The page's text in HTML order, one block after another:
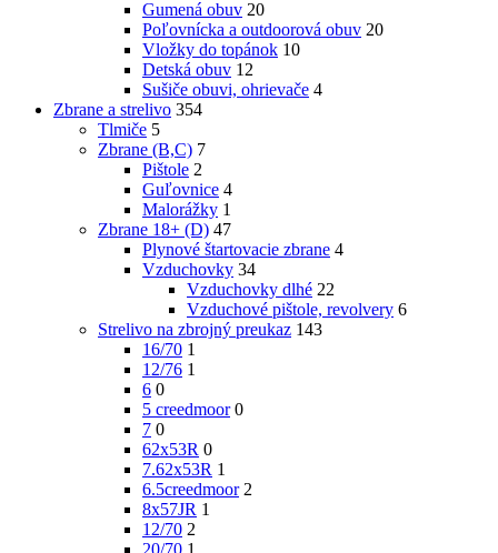
Gumená obuv 20
Poľovnícka a outdoorová obuv 20
Vložky do topánok 10
Detská obuv 12
Sušiče obuvi, ohrievače 4
Zbrane a strelivo 354
Tlmiče 5
Zbrane (B,C) 7
Pištole 2
Guľovnice 4
Malorážky 1
Zbrane 18+ (D) 47
Plynové štartovacie zbrane 4
Vzduchovky 34
Vzduchovky dlhé 22
Vzduchové pištole, revolvery 6
Strelivo na zbrojný preukaz 143
16/70 1
12/76 1
6 0
5 creedmoor 0
7 0
62x53R 0
7.62x53R 1
6.5creedmoor 2
8x57JR 1
12/70 2